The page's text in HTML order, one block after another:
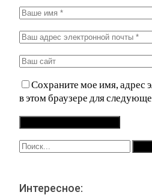
Сохраните мое имя, адрес
в этом браузере для
Интересное: